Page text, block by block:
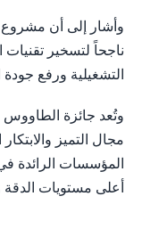
وأشار إلى أن مشروع
ناجحاً لتسخير تقنيات
التشغيلية ورفع جودة
وتُعد جائزة الطاووس
مجال التميز
المؤسسات الرائدة
أعلى مستويات الدقة